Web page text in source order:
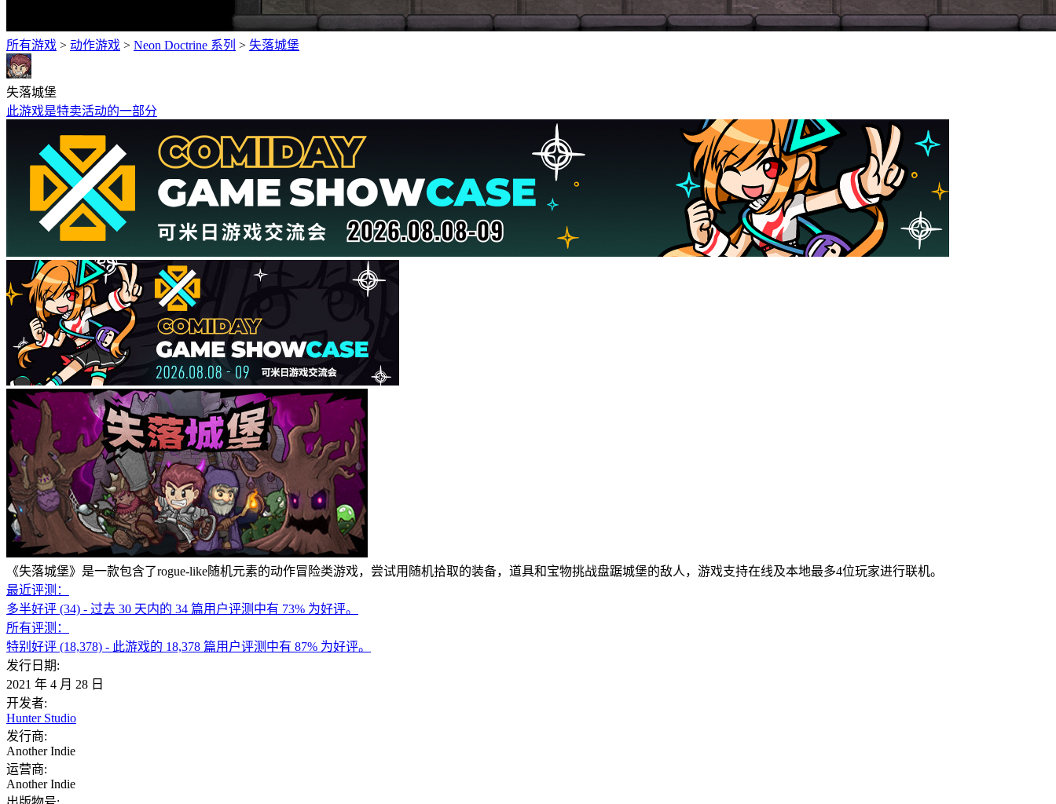
所有游戏 > 动作‎游戏 > Neon Doctrine 系列 > 失落城堡
失落城堡
此游戏是特卖活动的一部分
《失落城堡》是一款包含了rogue-like随机元素的动作冒险类游戏，尝试用随机拾取的装备，道具和宝物挑战盘踞城堡的敌人，游戏支持在线及本地最多4位玩家进行联机。
最近评测：
多半好评 (34) - 过去 30 天内的 34 篇用户评测中有 73% 为好评。
所有评测：
特别好评 (18,378) - 此游戏的 18,378 篇用户评测中有 87% 为好评。
发行日期:
2021 年 4 月 28 日
开发者:
Hunter Studio
发行商:
Another Indie
运营商:
Another Indie